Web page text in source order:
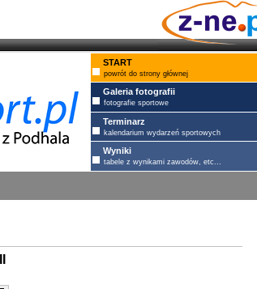
START
powrót do strony głównej
Galeria fotografii
fotografie sportowe
Terminarz
kalendarium wydarzeń sportowych
Wyniki
tabele z wynikami zawodów, etc...